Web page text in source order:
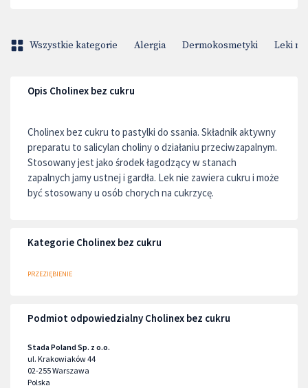
Wszystkie kategorie Alergia Dermokosmetyki Leki
Opis Cholinex bez cukru
Cholinex bez cukru to pastylki do ssania. Składnik aktywny
preparatu to salicylan choliny o działaniu przeciwzapalnym.
Stosowany jest jako środek łagodzący w stanach
zapalnych jamy ustnej i gardła. Lek nie zawiera cukru i może
być stosowany u osób chorych na cukrzycę.
Kategorie Cholinex bez cukru
PRZEZIĘBIENIE
Podmiot odpowiedzialny Cholinex bez cukru
Stada Poland Sp. z o.o.
ul. Krakowiaków 44
02-255Warszawa
Polska